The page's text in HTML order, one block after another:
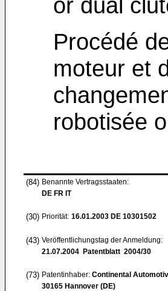
Procédé
moteur et
robotisée
(84) Benannte Vertragsstaaten:
DE FR IT
(30) Priorität: 16.01.2003 DE 10301502
(43) Veröffentlichungstag der Anmeldung:
21.07.2004 Patentblatt 2004/30
(73) Patentinhaber: Continental
30165 Hannover (DE)